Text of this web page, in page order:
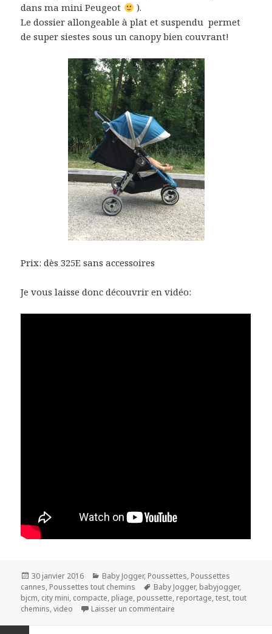
dans ma mini Peugeot
).
Le dossier allongeable à plat et suspendu permet
de super siestes sous un canopy bien couvrant!
Prix: dès 325E sans accessoires
Je vous laisse donc découvrir en vidéo:
Publié
le
30 janvier 2016 Catégories
Baby Jogger, Poussettes, Poussettes
cannes, Poussettes tout chemins
Mots-
clés
Baby Jogger, babyjogger,
bjcm, city mini, compacte, pliage, poussette, reportage,test,tout
chemins,video Laisser un commentaire